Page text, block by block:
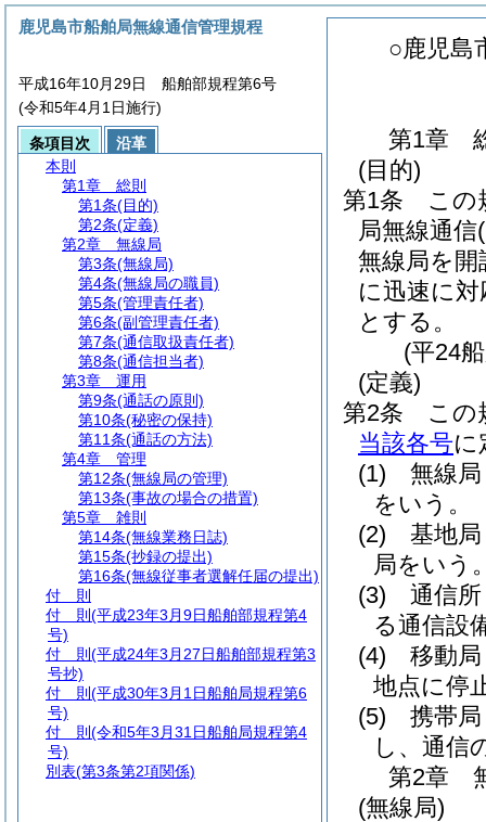
○鹿児島
第1章
(目的)
第1条
この
局無線通信
無線局を開
に迅速に
とする。
(平24
(定義)
第2条
この
当該各号に
(1)
無線
をいう。
(2)
基地
局をいう
(3)
通信
る通信設
(4)
移動
地点に停
(5)
携帯
し、通信
第2章
(無線局)
鹿児島市船舶局無線通信管理規程
平成16年10月29日 船舶部規程第6号
(令和5年4月1日施行)
条項目次
沿革
本則
第1章
総則
第1条(目的)
第2条(定義)
第2章
無線局
第3条(無線局)
第4条(無線局の職員)
第5条(管理責任者)
第6条(副管理責任者)
第7条(通信取扱責任者)
第8条(通信担当者)
第3章
運用
第9条(通話の原則)
第10条(秘密の保持)
第11条(通話の方法)
第4章
管理
第12条(無線局の管理)
第13条(事故の場合の措置)
第5章
雑則
第14条(無線業務日誌)
第15条(抄録の提出)
第16条(無線従事者選解任届の提出)
付 則
付 則 (平成23年3月9日船舶部規程第4
号)
付 則 (平成24年3月27日船舶部規程第3
号抄)
付 則 (平成30年3月1日船舶局規程第6
号)
付 則 (令和5年3月31日船舶局規程第4
号)
別表(第3条第2項関係)